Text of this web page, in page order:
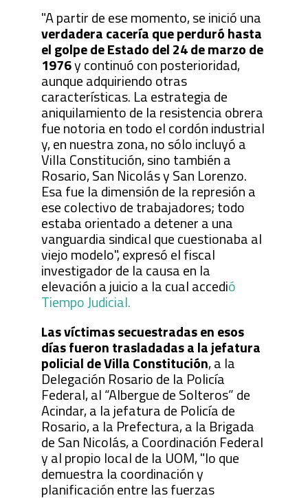
"A partir de ese momento, se inició una
verdadera cacería que perduró hasta
el golpe de Estado del 24 de marzo de
1976y continuó con posterioridad,
aunque adquiriendo otras
características. La estrategia de
aniquilamiento de la resistencia obrera
fue notoria en todo el cordón industrial
y, en nuestra zona, no sólo incluyó a
Villa Constitución, sino también a
Rosario, San Nicolás y San Lorenzo.
Esa fue la dimensión de la represión a
ese colectivo de trabajadores; todo
estaba orientado a detener a una
vanguardia sindical que cuestionaba al
viejo modelo", expresó el fiscal
investigador de la causa en la
elevación a juicio a la cual accedió
Tiempo Judicial.
Las víctimas secuestradas en esos
días fueron trasladadas a la jefatura
policial de Villa Constitución, a la
Delegación Rosario de la Policía
Federal, al “Albergue de Solteros” de
Acindar, a la jefatura de Policía de
Rosario, a la Prefectura, a la Brigada
de San Nicolás, a Coordinación Federal
y al propio local de la UOM, "lo que
demuestra la coordinación y
planificación entre las fuerzas